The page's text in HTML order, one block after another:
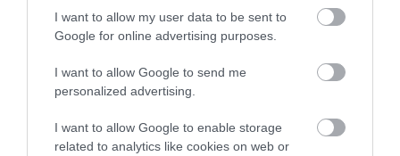
I want to allow my user data to be sent to
Google for online advertising purposes.
I want to allow Google to send me
personalized advertising.
I want to allow Google to enable storage
related to analytics like cookies on web or
Értékelések
5.0 5 1
4 0
3 0
2 0